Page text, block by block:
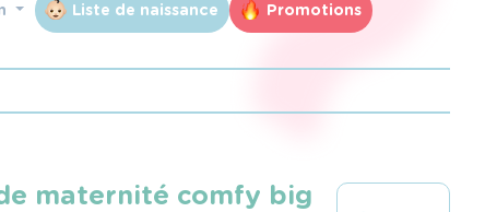
Liste de naissance Promotions
maternité comfy big